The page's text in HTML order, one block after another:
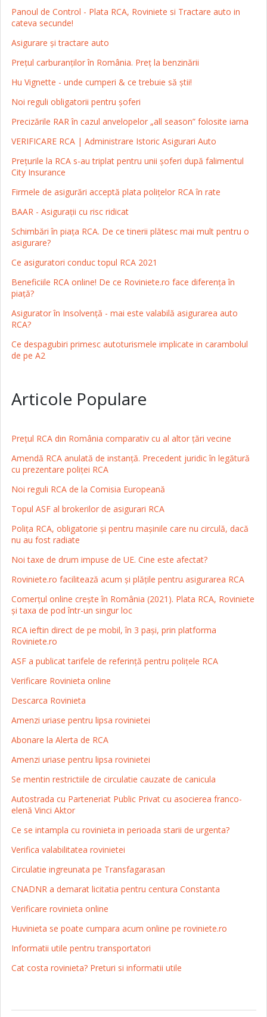
Panoul de Control - Plata RCA, Roviniete si Tractare auto in
cateva secunde!
Asigurare și tractare auto
Prețul carburanților în România. Preț la benzinării
Hu Vignette - unde cumperi & ce trebuie să știi!
Noi reguli obligatorii pentru șoferi
Precizările RAR în cazul anvelopelor „all season” folosite iarna
VERIFICARE RCA | Administrare Istoric Asigurari Auto
Preţurile la RCA s-au triplat pentru unii şoferi după falimentul
City Insurance
Firmele de asigurări acceptă plata polițelor RCA în rate
BAAR - Asigurații cu risc ridicat
Schimbări în piaţa RCA. De ce tinerii plătesc mai mult pentru o
asigurare?
Ce asiguratori conduc topul RCA 2021
Beneficiile RCA online! De ce Roviniete.ro face diferența în
piață?
Asigurator în Insolvență - mai este valabilă asigurarea auto
RCA?
Ce despagubiri primesc autoturismele implicate in carambolul
de pe A2
Articole Populare
Prețul RCA din România comparativ cu al altor țări vecine
Amendă RCA anulată de instanță. Precedent juridic în legătură
cu prezentare poliței RCA
Noi reguli RCA de la Comisia Europeană
Topul ASF al brokerilor de asigurari RCA
Poliţa RCA, obligatorie şi pentru maşinile care nu circulă, dacă
nu au fost radiate
Noi taxe de drum impuse de UE. Cine este afectat?
Roviniete.ro facilitează acum și plățile pentru asigurarea RCA
Comerţul online creşte în România (2021). Plata RCA, Roviniete
și taxa de pod într-un singur loc
RCA ieftin direct de pe mobil, în 3 pași, prin platforma
Roviniete.ro
ASF a publicat tarifele de referință pentru polițele RCA
Verificare Rovinieta online
Descarca Rovinieta
Amenzi uriase pentru lipsa rovinietei
Abonare la Alerta de RCA
Amenzi uriase pentru lipsa rovinietei
Se mentin restrictiile de circulatie cauzate de canicula
Autostrada cu Parteneriat Public Privat cu asocierea franco-
elenă Vinci Aktor
Ce se intampla cu rovinieta in perioada starii de urgenta?
Verifica valabilitatea rovinietei
Circulatie ingreunata pe Transfagarasan
CNADNR a demarat licitatia pentru centura Constanta
Verificare rovinieta online
Huvinieta se poate cumpara acum online pe roviniete.ro
Informatii utile pentru transportatori
Cat costa rovinieta? Preturi si informatii utile